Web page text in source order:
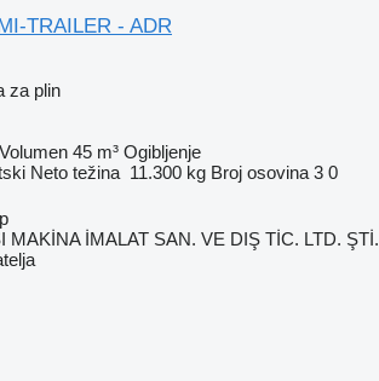
TRAILER - ADR
za plin
Volumen 45 m³ Ogibljenje
Neto težina 11.300 kg Broj osovina 3 0
MAKİNA İMALAT SAN. VE DIŞ TİC. LTD. ŞTİ.